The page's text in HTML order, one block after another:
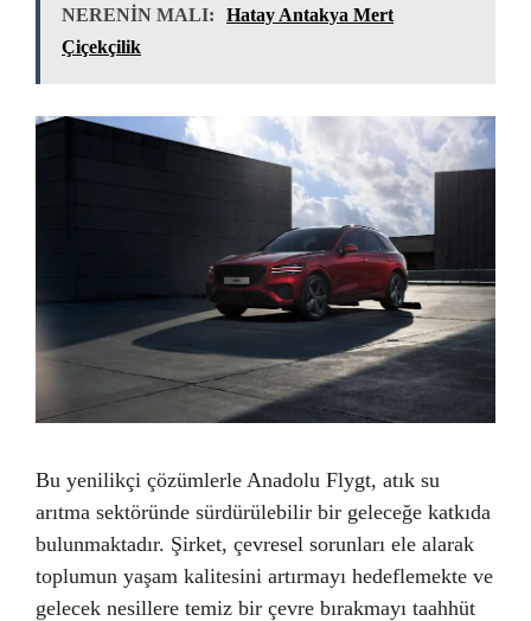
NERENİN MALI:
Hatay Antakya Mert
Çiçekçilik
Bu yenilikçi çözümlerle Anadolu Flygt, atık su
arıtma sektöründe sürdürülebilir bir geleceğe katkıda
bulunmaktadır. Şirket, çevresel sorunları ele alarak
toplumun yaşam kalitesini artırmayı hedeflemekte ve
gelecek nesillere temiz bir çevre bırakmayı taahhüt